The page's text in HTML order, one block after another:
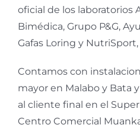
oficial de los laboratorios
Bimédica, Grupo P&G,
Gafas Loring y
Contamos con
mayor en Malabo y Bata
al cliente final en el
Centro Comercial